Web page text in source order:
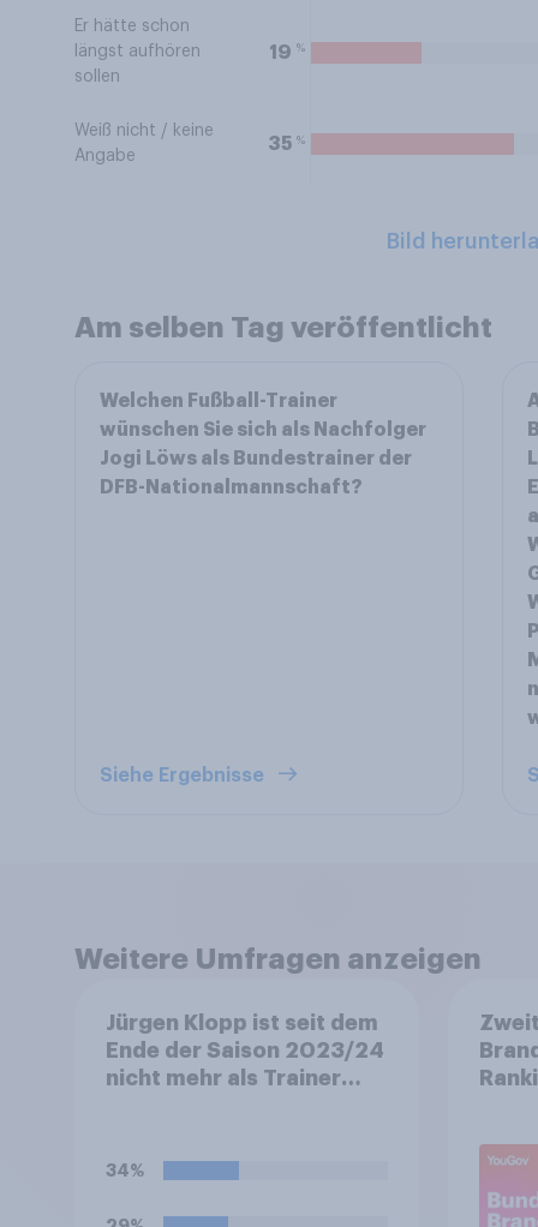
Er hätte schon
längst aufhören
sollen
19 %
Weiß nicht / keine
Angabe
35 %
Bild
Am selben Tag veröffentlicht
Welchen Fußball-Trainer
wünschen Sie sich als Nachfolger
Jogi Löws als Bundestrainer der
DFB-Nationalmannschaft?
Siehe Ergebnisse
Weitere Umfragen anzeigen
Jürgen Klopp ist seit dem
Ende der Saison 2023/24
nicht mehr als Trainer
Head of Soccer bei Red
FIFA-Weltmeisterschaft
34%